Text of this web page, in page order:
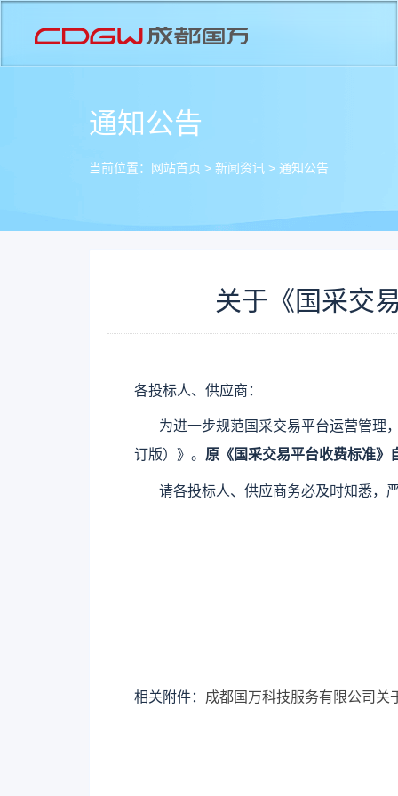
通知公告
当前位置： 网站首页 > 新闻资讯 > 通知公告
关于《国采交
各投标人、供应商：
为进一步规范国采交易平台运营管理
订版）》。 原《国采交易平台收费标准》
请各投标人、供应商务必及时知悉，
相关附件： 成都国万科技服务有限公司关